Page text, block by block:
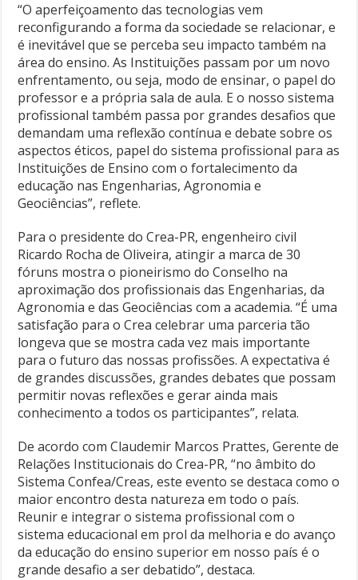
“O aperfeiçoamento das tecnologias vem
reconfigurando a forma da sociedade se relacionar, e
é inevitável que se perceba seu impacto também na
área do ensino. As Instituições passam por um novo
enfrentamento, ou seja, modo de ensinar, o papel do
professor e a própria sala de aula. E o nosso sistema
profissional também passa por grandes desafios que
demandam uma reflexão contínua e debate sobre os
aspectos éticos, papel do sistema profissional para as
Instituições de Ensino com o fortalecimento da
educação nas Engenharias, Agronomia e
Geociências”, reflete.
Para o presidente do Crea-PR, engenheiro civil
Ricardo Rocha de Oliveira, atingir a marca de 30
fóruns mostra o pioneirismo do Conselho na
aproximação dos profissionais das Engenharias, da
Agronomia e das Geociências com a academia. “É uma
satisfação para o Crea celebrar uma parceria tão
longeva que se mostra cada vez mais importante
para o futuro das nossas profissões. A expectativa é
de grandes discussões, grandes debates que possam
permitir novas reflexões e gerar ainda mais
conhecimento a todos os participantes”, relata.
De acordo com Claudemir Marcos Prattes, Gerente de
Relações Institucionais do Crea-PR, “no âmbito do
Sistema Confea/Creas, este evento se destaca como o
maior encontro desta natureza em todo o país.
Reunir e integrar o sistema profissional com o
sistema educacional em prol da melhoria e do avanço
da educação do ensino superior em nosso país é o
grande desafio a ser debatido”, destaca.